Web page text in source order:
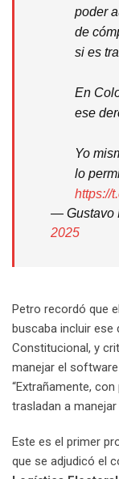
poder
de
si es
En
ese
Yo
lo
https://
— Gustavo
2025
Petro recordó que el
buscaba incluir ese
Constitucional, y
manejar el
“Extrañamente,
trasladan a
Este es el primer
que se adjudicó el